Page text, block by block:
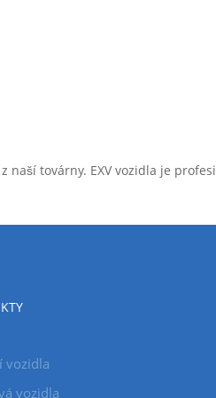
továrny. EXV vozidla je
vozidla
vozidla